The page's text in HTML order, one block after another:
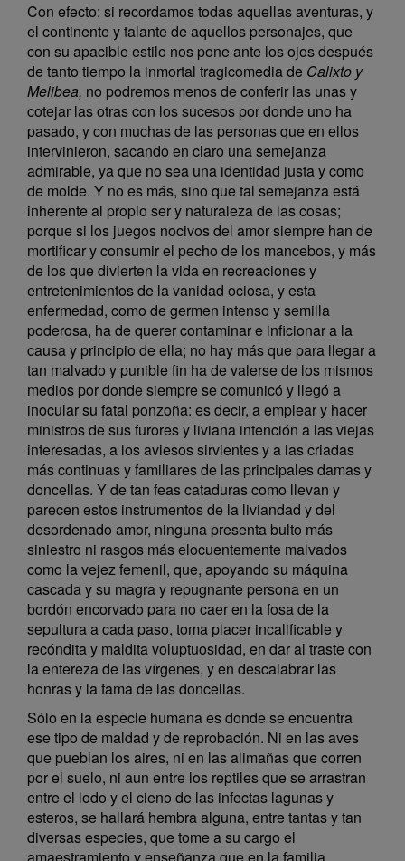
Con efecto: si recordamos todas aquellas aventuras, y
el continente y talante de aquellos personajes, que
con su apacible estilo nos pone ante los ojos después
de tanto tiempo la inmortal tragicomedia de Calixto y
Melibea, no podremos menos de conferir las unas y
cotejar las otras con los sucesos por donde uno ha
pasado, y con muchas de las personas que en ellos
intervinieron, sacando en claro una semejanza
admirable, ya que no sea una identidad justa y como
de molde. Y no es más, sino que tal semejanza está
inherente al propio ser y naturaleza de las cosas;
porque si los juegos nocivos del amor siempre han de
mortificar y consumir el pecho de los mancebos, y más
de los que divierten la vida en recreaciones y
entretenimientos de la vanidad ociosa, y esta
enfermedad, como de germen intenso y semilla
poderosa, ha de querer contaminar e inficionar a la
causa y principio de ella; no hay más que para llegar a
tan malvado y punible fin ha de valerse de los mismos
medios por donde siempre se comunicó y llegó a
inocular su fatal ponzoña: es decir, a emplear y hacer
ministros de sus furores y liviana intención a las viejas
interesadas, a los aviesos sirvientes y a las criadas
más continuas y familiares de las principales damas y
doncellas. Y de tan feas cataduras como llevan y
parecen estos instrumentos de la liviandad y del
desordenado amor, ninguna presenta bulto más
siniestro ni rasgos más elocuentemente malvados
como la vejez femenil, que, apoyando su máquina
cascada y su magra y repugnante persona en un
bordón encorvado para no caer en la fosa de la
sepultura a cada paso, toma placer incalificable y
recóndita y maldita voluptuosidad, en dar al traste con
la entereza de las vírgenes, y en descalabrar las
honras y la fama de las doncellas.
Sólo en la especie humana es donde se encuentra
ese tipo de maldad y de reprobación. Ni en las aves
que pueblan los aires, ni en las alimañas que corren
por el suelo, ni aun entre los reptiles que se arrastran
entre el lodo y el cieno de las infectas lagunas y
esteros, se hallará hembra alguna, entre tantas y tan
diversas especies, que tome a su cargo el